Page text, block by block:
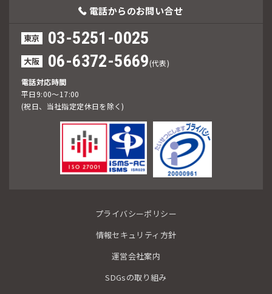
電話からのお問い合せ
東京 03-5251-0025
大阪 06-6372-5669(代表)
電話対応時間
平日9:00～17:00
(祝日、当社指定定休日を除く)
プライバシーポリシー
情報セキュリティ方針
運営会社案内
SDGsの取り組み